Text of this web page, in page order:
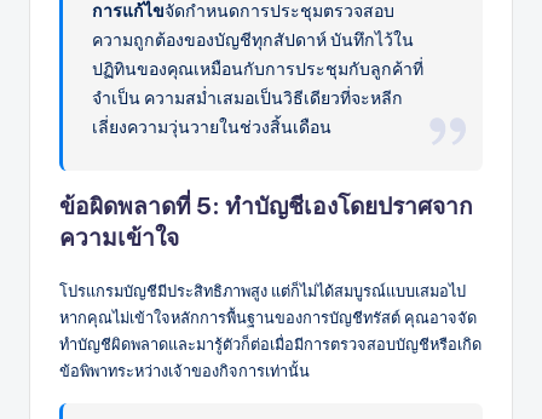
การแก้ไขจัดกำหนดการประชุมตรวจสอบ
ความถูกต้องของบัญชีทุกสัปดาห์ บันทึกไว้ใน
ปฏิทินของคุณเหมือนกับการประชุมกับลูกค้าที่
จำเป็น ความสม่ำเสมอเป็นวิธีเดียวที่จะหลีก
เลี่ยงความวุ่นวายในช่วงสิ้นเดือน
ข้อผิดพลาดที่ 5: ทำบัญชีเองโดยปราศจาก
ความเข้าใจ
โปรแกรมบัญชีมีประสิทธิภาพสูง แต่ก็ไม่ได้สมบูรณ์แบบเสมอไป
หากคุณไม่เข้าใจหลักการพื้นฐานของการบัญชีทรัสต์ คุณอาจจัด
ทำบัญชีผิดพลาดและมารู้ตัวก็ต่อเมื่อมีการตรวจสอบบัญชีหรือเกิด
ข้อพิพาทระหว่างเจ้าของกิจการเท่านั้น